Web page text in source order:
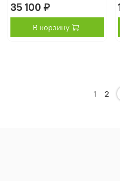
35 100 ₽
В корзину
1 2